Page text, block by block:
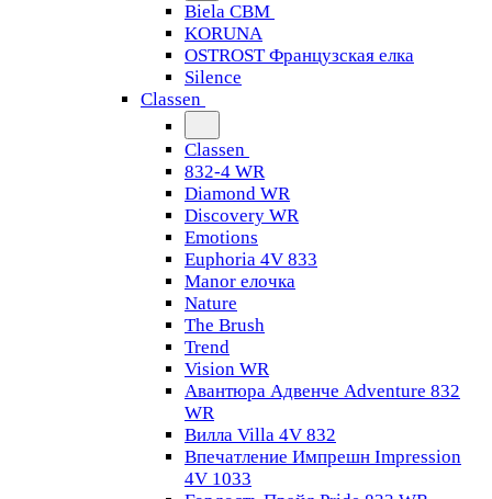
Biela CBM
KORUNA
OSTROST Французская елка
Silence
Classen
Classen
832-4 WR
Diamond WR
Discovery WR
Emotions
Euphoria 4V 833
Manor елочка
Nature
The Brush
Trend
Vision WR
Авантюра Адвенче Adventure 832
WR
Вилла Villa 4V 832
Впечатление Импрешн Impression
4V 1033